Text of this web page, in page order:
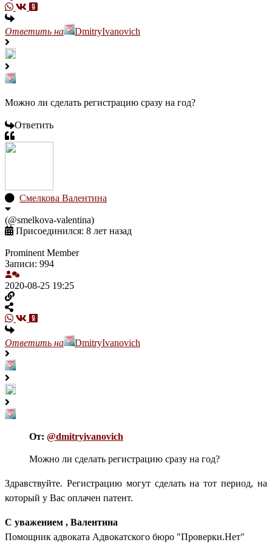
Ответить на DmitryIvanovich
Можно ли сделать регистрацию сразу на год?
Ответить
Смелкова Валентина
(@smelkova-valentina)
Присоединился: 8 лет назад
Prominent Member
Записи: 994
2020-08-25 19:25
Ответить на DmitryIvanovich
От: @dmitryivanovich
Можно ли сделать регистрацию сразу на год?
Здравствуйте. Регистрацию могут сделать на тот период, на
который у Вас оплачен патент.
С уважением , Валентина
Помощник адвоката Адвокатского бюро "Проверки.Нет"